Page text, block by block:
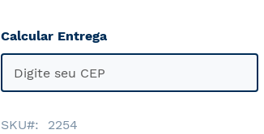
Calcular Entrega
SKU 2254